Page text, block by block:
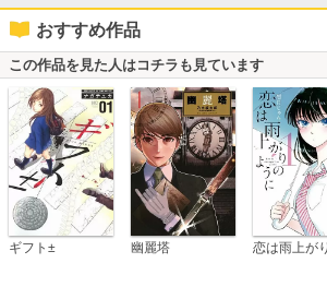
おすすめ作品
この作品を見た人はコチラも見ています
ギフト± 幽麗塔